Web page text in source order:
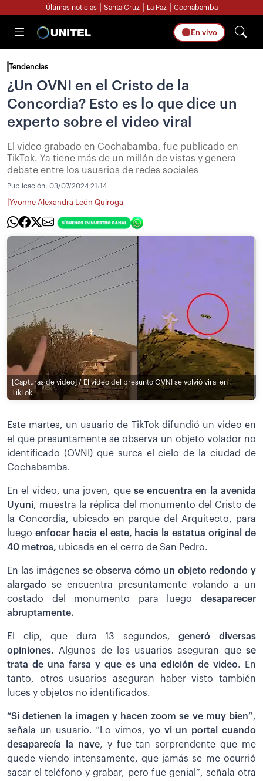
Últimas noticias Santa Cruz La Paz Cochabamba
En vivo
Tendencias
¿Un OVNI en el Cristo de la
Concordia? Esto es lo que dice un
experto sobre el video viral
El video grabado en Cochabamba, fue publicado en
TikTok. Ya tiene más de un millón de vistas y genera
debate entre los usuarios de redes sociales
Publicación: 03/07/2024 21:14
Yvonne Alexandra León Quiroga
[Capturas de video] / El video del presunto OVNI se volvió viral en
TikTok.
Este martes, un usuario de TikTok difundió un video en
el que presuntamente se observa un objeto volador no
identificado (OVNI) que surca el cielo de la ciudad de
Cochabamba.
En el video, una joven, quese encuentra en la avenida
Uyuni, muestra la réplica del monumento del Cristo de
la Concordia, ubicado en parque del Arquitecto, para
luego enfocar hacia el este, hacia la estatua original de
40 metros, ubicada en el cerro de San Pedro.
En las imágenes se observa cómo un objeto redondo y
alargado se encuentra presuntamente volando a un
costado del monumento para luego desaparecer
abruptamente.
El clip, que dura 13 segundos, generó diversas
opiniones. Algunos de los usuarios aseguran que se
trata de una farsa y que es una edición de video. En
tanto, otros usuarios aseguran haber visto también
luces y objetos no identificados.
“Si detienen la imagen y hacen zoom se ve muy bien”,
señala un usuario. “Lo vimos, yo vi un portal cuando
desaparecía la nave, y fue tan sorprendente que me
quede viendo intensamente, que jamás se me ocurrió
sacar el teléfono y grabar, pero fue genial”, señala otra